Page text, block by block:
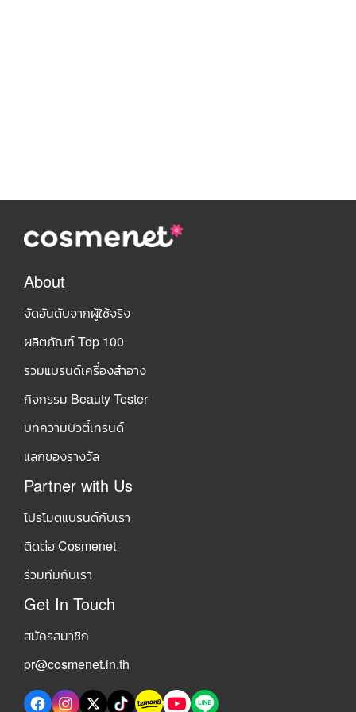
About
จัดอันดับจากผู้ใช้จริง
ผลิตภัณฑ์ Top 100
รวมแบรนด์เครื่องสำอาง
กิจกรรม Beauty Tester
บทความบิวตี้เทรนด์
แลกของรางวัล
Partner with Us
โปรโมตแบรนด์กับเรา
ติดต่อ Cosmenet
ร่วมทีมกับเรา
Get In Touch
สมัครสมาชิก
pr@cosmenet.in.th